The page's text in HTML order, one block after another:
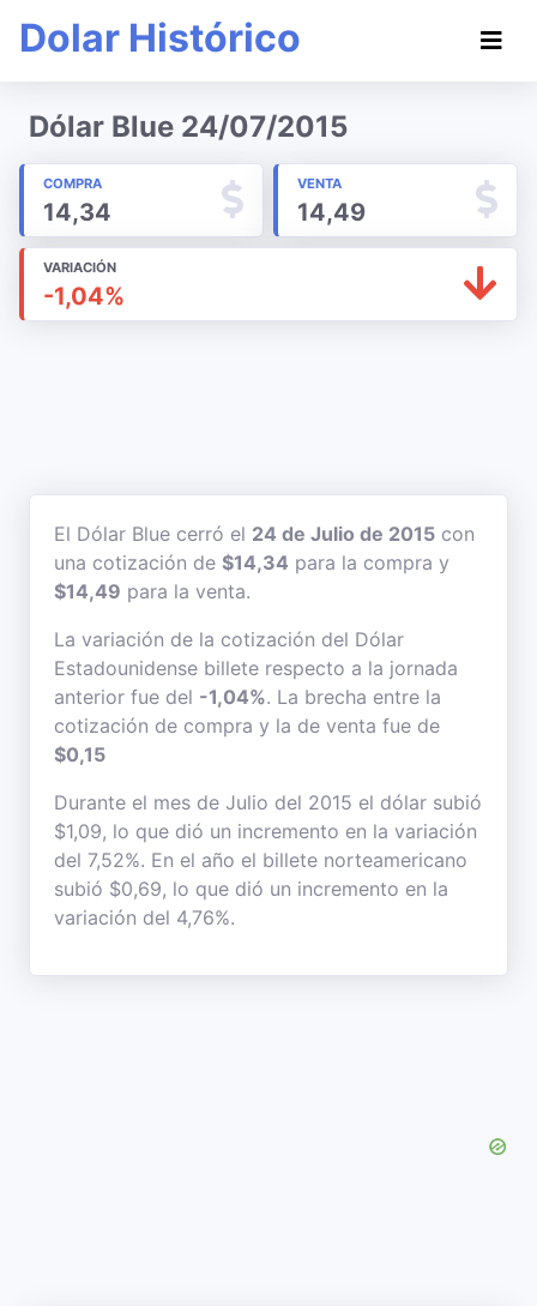
Dolar Histórico
Dólar Blue 24/07/2015
COMPRA
14,34
VENTA
14,49
VARIACIÓN
-1,04%
El Dólar Blue cerró el 24 de Julio de 2015 con
una cotización de $14,34 para la compra y
$14,49 para la venta.
La variación de la cotización del Dólar
Estadounidense billete respecto a la jornada
anterior fue del -1,04%. La brecha entre la
cotización de compra y la de venta fue de
$0,15
Durante el mes de Julio del 2015 el dólar subió
$1,09, lo que dió un incremento en la variación
del 7,52%. En el año el billete norteamericano
subió $0,69, lo que dió un incremento en la
variación del 4,76%.